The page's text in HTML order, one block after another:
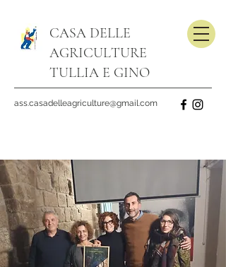
CASA DELLE
AGRICULTURE
TULLIA E GINO
ass.casadelleagriculture@gmail.com